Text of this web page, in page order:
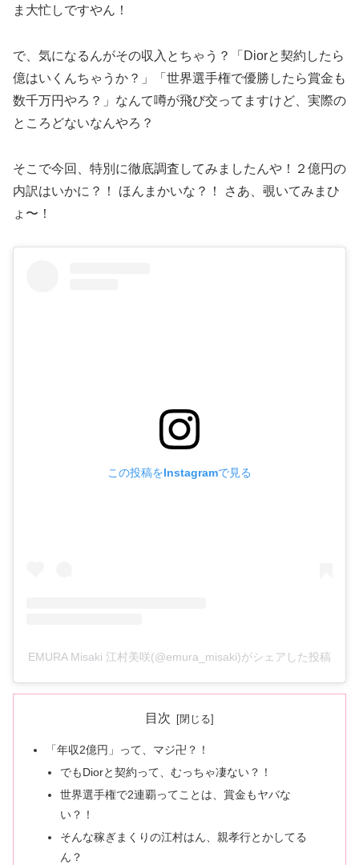
ま大忙しですやん！
で、気になるんがその収入とちゃう？「Diorと契約したら
億はいくんちゃうか？」「世界選手権で優勝したら賞金も
数千万円やろ？」なんて噂が飛び交ってますけど、実際の
ところどないなんやろ？
そこで今回、特別に徹底調査してみましたんや！２億円の
内訳はいかに？！ ほんまかいな？！ さあ、覗いてみまひ
ょ〜！
この投稿をInstagramで見る
EMURA Misaki 江村美咲(@emura_misaki)がシェアした投稿
目次
「年収2億円」って、マジ卍？！
でもDiorと契約って、むっちゃ凄ない？！
世界選手権で2連覇ってことは、賞金もヤバな
い？！
そんな稼ぎまくりの江村はん、親孝行とかしてる
ん？